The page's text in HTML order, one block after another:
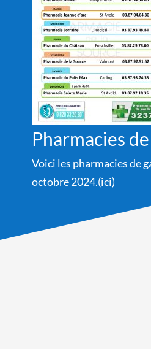
Pharmacies
Voici les pharmacies de
octobre 2024.(ici)